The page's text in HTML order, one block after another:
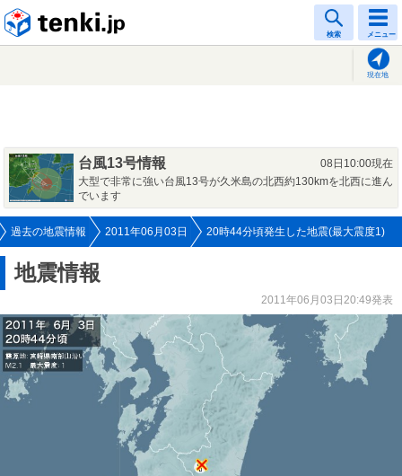
検索 メニュー
現在地
台風13号情報
08日10:00現在
大型で非常に強い台風13号が久米島の北西約130kmを北西に進ん
でいます
過去の地震情報 2011年06月03日 20時44分頃発生した地震(最大震度1)
地震情報
2011年06月03日20:49発表